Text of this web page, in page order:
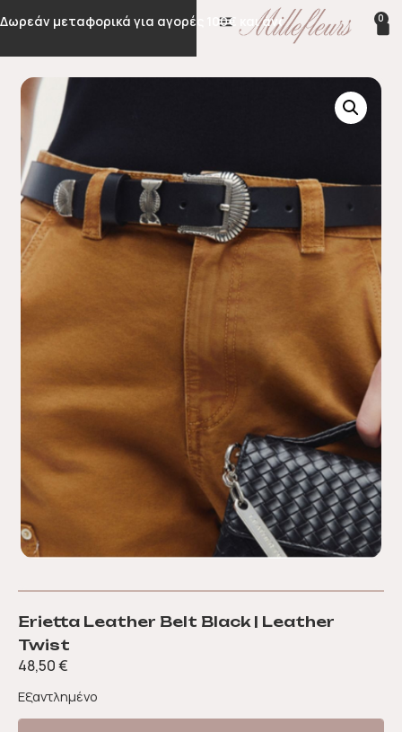
Δωρεάν μεταφορικά για αγορές 100€ και άνω 0
Erietta Leather Belt Black | Leather
Twist
48,50€
Εξαντλημένο